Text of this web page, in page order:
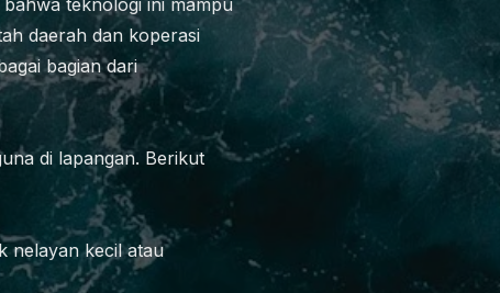
teknologi ini mampu
daerah dan koperasi
bagian dari
di lapangan. Berikut
nelayan kecil atau